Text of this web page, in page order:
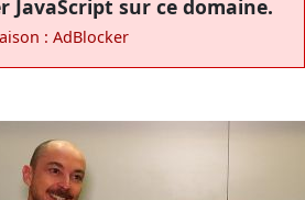
JavaScript sur ce domaine.
: AdBlocker